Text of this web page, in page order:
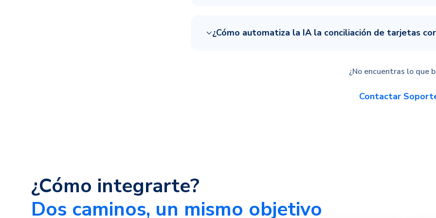
¿Cómo automatiza la IA la conciliación de tarjetas
¿No encuentras lo que
Contactar
¿Cómo integrarte?
Dos caminos, un mismo objetivo